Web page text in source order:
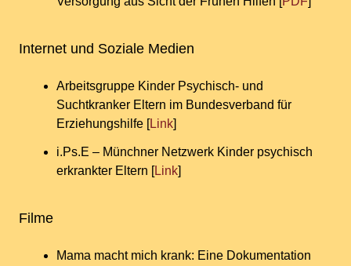
Internet und Soziale Medien
Arbeitsgruppe Kinder Psychisch- und
Suchtkranker Eltern im Bundesverband für
Erziehungshilfe [Link]
i.Ps.E – Münchner Netzwerk Kinder psychisch
erkrankter Eltern [Link]
Filme
Mama macht mich krank: Eine Dokumentation